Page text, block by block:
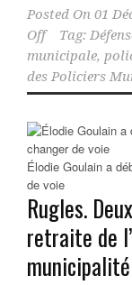
Posted On 01
Off
Tag:
municipale,
des Policiers
Élodie Goulain a
de voie
Rugles.
retraite de